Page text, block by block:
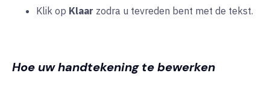
Klik op Klaar zodra u tevreden bent met de tekst.
Hoe uw handtekening te bewerken